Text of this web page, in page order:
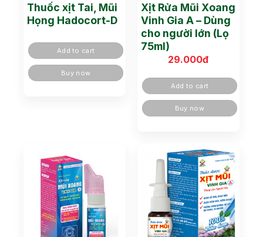
Thuốc xịt Tai, Mũi
Họng Hadocort-D
Add to cart
Buy now
Xịt Rửa Mũi Xoang
Vinh Gia A – Dùng
cho người lớn (Lọ
75ml)
29.000đ
Add to cart
Buy now